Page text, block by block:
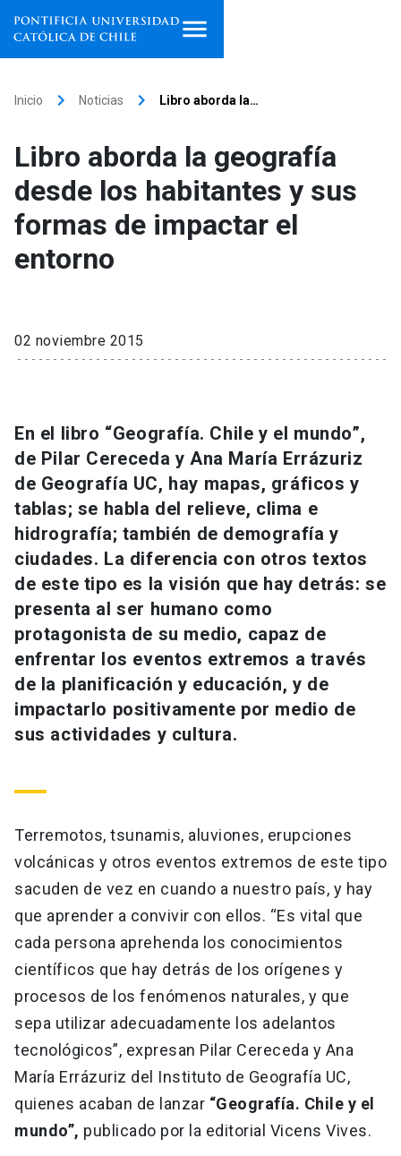
Facultades, escuelas e
institutos
Investigación
Información para keyboard_arrow_down
Futuros estudiantes
Estudiantes
Académicos
Personal
Alumni launch
Padres y familia
Go to english site launch
ACCESOS DIRECTOS
Admisión launch
Correo UC launch
Mi Portal UC launch
Medios Biblioteca launch
Inicio keyboard_arrow_right Noticias keyboard_arrow_right Libro aborda la…
Libro aborda la geografía
desde los habitantes y sus
formas de impactar el
entorno
02 noviembre 2015
En el libro “Geografía. Chile y el mundo”,
de Pilar Cereceda y Ana María Errázuriz
de Geografía UC, hay mapas, gráficos y
tablas; se habla del relieve, clima e
hidrografía; también de demografía y
ciudades. La diferencia con otros textos
de este tipo es la visión que hay detrás: se
presenta al ser humano como
protagonista de su medio, capaz de
enfrentar los eventos extremos a través
de la planificación y educación, y de
impactarlo positivamente por medio de
sus actividades y cultura.
Terremotos, tsunamis, aluviones, erupciones
volcánicas y otros eventos extremos de este tipo
sacuden de vez en cuando a nuestro país, y hay
que aprender a convivir con ellos. “Es vital que
cada persona aprehenda los conocimientos
científicos que hay detrás de los orígenes y
procesos de los fenómenos naturales, y que
sepa utilizar adecuadamente los adelantos
tecnológicos”, expresan Pilar Cereceda y Ana
María Errázuriz del Instituto de Geografía UC,
quienes acaban de lanzar “Geografía. Chile y el
mundo”, publicado por la editorial Vicens Vives.